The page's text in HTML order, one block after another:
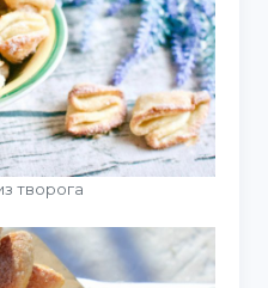
творога